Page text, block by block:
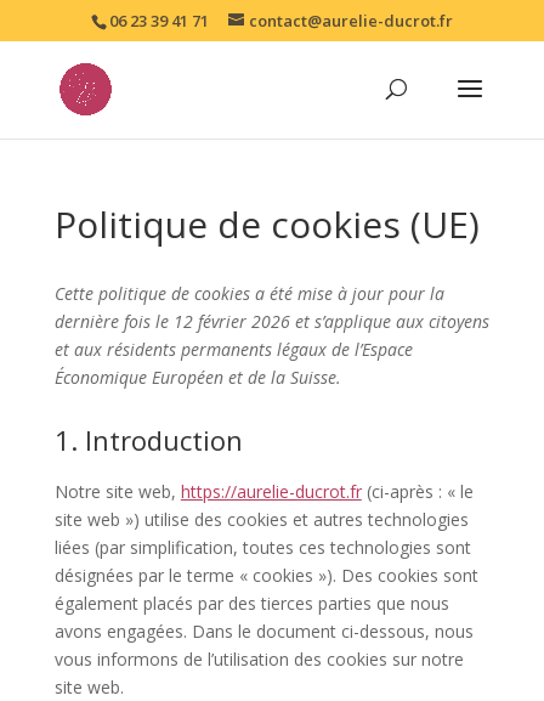
06 23 39 41 71 contact@aurelie-ducrot.fr
Politique de cookies (UE)
Cette politique de cookies a été mise à jour pour la
dernière fois le 12 février 2026 et s’applique aux citoyens
et aux résidents permanents légaux de l’Espace
Économique Européen et de la Suisse.
1. Introduction
Notre site web, https://aurelie-ducrot.fr(ci-après : « le
site web ») utilise des cookies et autres technologies
liées (par simplification, toutes ces technologies sont
désignées par le terme « cookies »). Des cookies sont
également placés par des tierces parties que nous
avons engagées. Dans le document ci-dessous, nous
vous informons de l’utilisation des cookies sur notre
site web.